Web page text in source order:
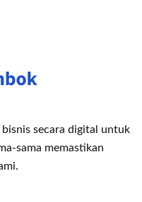
secara digital untuk
sama memastikan